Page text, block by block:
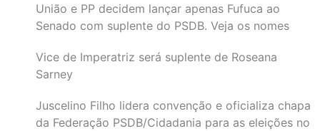
União e PP decidem lançar apenas Fufuca ao
Senado com suplente do PSDB. Veja os nomes
Vice de Imperatriz será suplente de Roseana
Sarney
Juscelino Filho lidera convenção e oficializa chapa
da Federação PSDB/Cidadania para as eleições no